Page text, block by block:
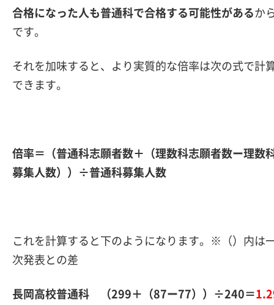
合格になった人も普通科で合格する可能性があるか
です。
それを加味すると、より実質的な倍率は次の式で計
できます。
倍率＝（普通科志願者数＋（理数科志願者数ー理数
募集人数））÷普通科募集人数
これを計算すると下のようになります。※（）内は
次発表との差
長岡高校普通科 （299＋（87ー77））÷240＝